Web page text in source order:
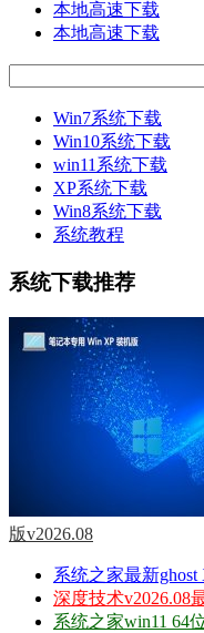
本地高速下载
本地高速下载
Win7系统下载
Win10系统下载
win11系统下载
XP系统下载
Win8系统下载
系统教程
系统下载推荐
版v2026.08
系统之家最新ghost
深度技术v2026.08
系统之家win11 64